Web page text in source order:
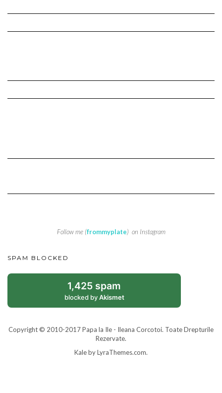
Follow me (frommyplate) on Instagram
SPAM BLOCKED
1,425 spam
blocked byAkismet
Copyright © 2010-2017 Papa la Ile - Ileana Corcotoi. Toate Drepturile
Rezervate.
Kaleby LyraThemes.com.